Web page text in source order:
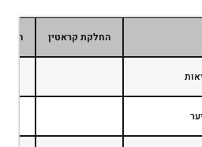
החלקת קראטין